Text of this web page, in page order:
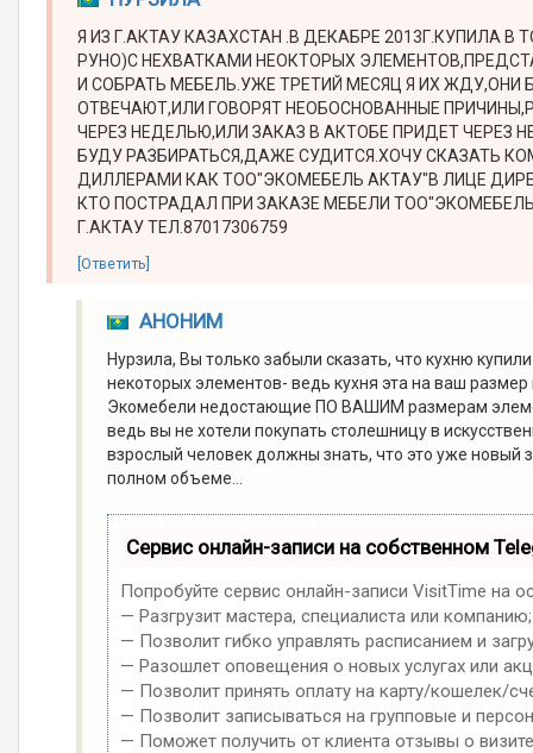
Я ИЗ Г.АКТАУ КАЗАХСТАН .В ДЕКАБРЕ 2013Г.КУПИЛА
РУНО)С НЕХВАТКАМИ НЕОКТОРЫХ
И СОБРАТЬ МЕБЕЛЬ.УЖЕ ТРЕТИЙ МЕСЯЦ Я ИХ
ОТВЕЧАЮТ,ИЛИ ГОВОРЯТ НЕОБОСНОВАННЫЕ
ЧЕРЕЗ НЕДЕЛЬЮ,ИЛИ ЗАКАЗ В АКТОБЕ ПРИДЕТ ЧЕРЕЗ
БУДУ РАЗБИРАТЬСЯ,ДАЖЕ СУДИТСЯ.ХОЧУ СКАЗАТЬ
ДИЛЛЕРАМИ КАК ТОО"ЭКОМЕБЕЛЬ АКТАУ"В ЛИЦЕ
КТО ПОСТРАДАЛ ПРИ ЗАКАЗЕ МЕБЕЛИ
Г.АКТАУ ТЕЛ.87017306759
[Ответить]
АНОНИМ
Нурзила, Вы только забыли сказать, что кухню
некоторых элементов- ведь кухня эта на ваш
Экомебели недостающие ПО ВАШИМ размерам
ведь вы не хотели покупать столешницу в
взрослый человек должны знать, что это уже новый
полном объеме...
Сервис онлайн-записи на собственном
Попробуйте сервис онлайн-записи VisitTime на
— Разгрузит мастера, специалиста или компанию;
— Позволит гибко управлять расписанием и
— Разошлет оповещения о новых услугах или
— Позволит принять оплату на карту/кошелек/
— Позволит записываться на групповые и
— Поможет получить от клиента отзывы о